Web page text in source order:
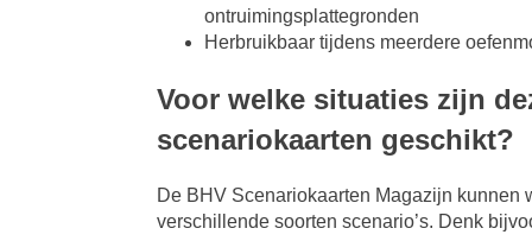
ontruimingsplattegronden
Herbruikbaar tijdens meerdere
Voor welke situaties zijn
scenariokaarten geschikt?
De BHV Scenariokaarten Magazijn kunnen
verschillende soorten scenario’s. Denk